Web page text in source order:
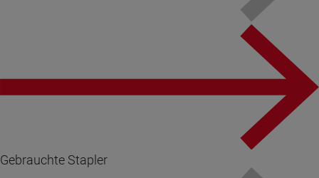
Gebrauchte Stapler